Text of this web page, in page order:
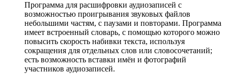
Программа для расшифровки аудиозаписей с
возможностью проигрывания звуковых файлов
небольшими частям, с паузами и повторами. Программа
имеет встроенный словарь, с помощью которого можно
повысить скорость набивки текста, используя
сокращения для отдельных слов или словосочетаний;
есть возможность вставки имён и фотографий
участников аудиозаписей.